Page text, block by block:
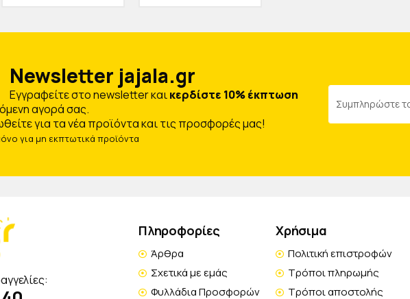
Newsletter jajala.gr
Eγγραφείτε στο newsletter καικερδίστε 10% έκπτωση
αγορά σας.
για τα νέα προϊόντα και τις προσφορές μας!
για μη εκπτωτικά προϊόντα
Πληροφορίες
Άρθρα
Σχετικά με εμάς
Φυλλάδια Προσφορών
Χρήσιμα
Πολιτική επιστροφών
Τρόποι πληρωμής
Τρόποι αποστολής